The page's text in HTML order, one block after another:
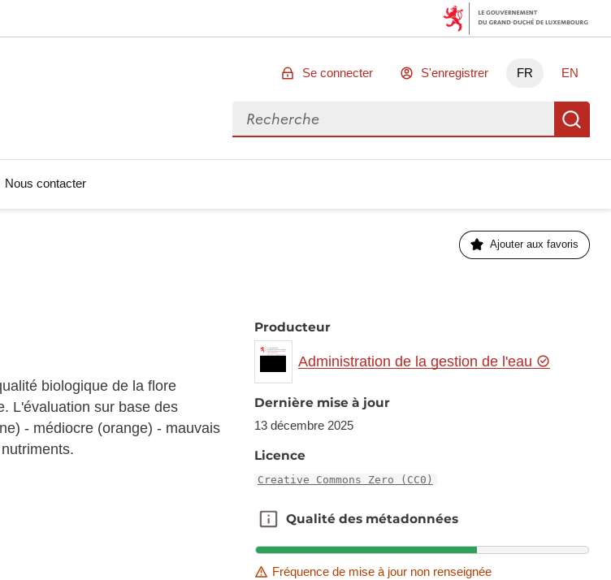
Se connecter S'enregistrer FR EN
Rechercher des données
Nous contacter
Ajouter aux favoris
biologique de la flore
L'évaluation sur base des
- médiocre (orange) - mauvais
Producteur
Administration de la gestion de l'eau
Dernière mise à jour
13 décembre 2025
Licence
Creative Commons Zero (CC0)
Qualité des métadonnées
Qualité des métadonnées
Fréquence de mise à jour non renseignée